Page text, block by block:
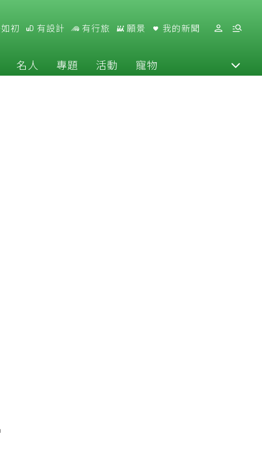
初 有設計 有行旅 願景 我的新聞
名人 專題 活動 寵物